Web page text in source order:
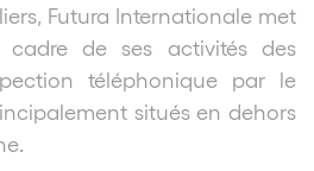
Futura Internationale met
de ses activités des
téléphonique par le
situés en dehors